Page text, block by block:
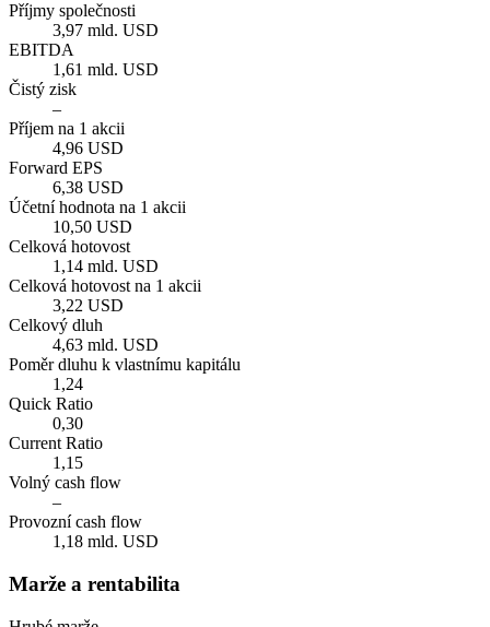
Příjmy společnosti
3,97 mld. USD
EBITDA
1,61 mld. USD
Čistý zisk
–
Příjem na 1 akcii
4,96 USD
Forward EPS
6,38 USD
Účetní hodnota na 1 akcii
10,50 USD
Celková hotovost
1,14 mld. USD
Celková hotovost na 1 akcii
3,22 USD
Celkový dluh
4,63 mld. USD
Poměr dluhu k vlastnímu kapitálu
1,24
Quick Ratio
0,30
Current Ratio
1,15
Volný cash flow
–
Provozní cash flow
1,18 mld. USD
Marže a rentabilita